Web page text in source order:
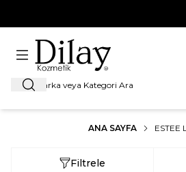
Ara
ANA SAYFA ESTEE
Filtrele